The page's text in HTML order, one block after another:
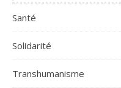
Santé
Solidarité
Transhumanisme